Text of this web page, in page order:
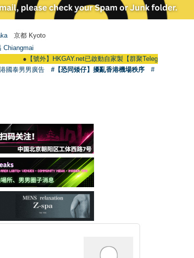
京都 Kyoto
Chiangmai
【號外】HKGAY.net已啟動自家製【群聚Telegram群組】
國泰男男廣告 #【恐同矮仔】擾亂香港機場秩序
#